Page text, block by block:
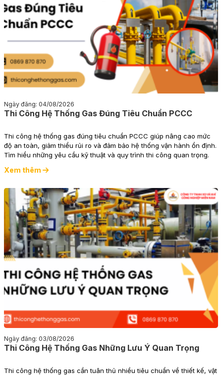
Ngày đăng: 04/08/2026
Thi Công Hệ Thống Gas Đúng Tiêu Chuẩn PCCC
Thi công hệ thống gas đúng tiêu chuẩn PCCC giúp nâng cao mức
độ an toàn, giảm thiểu rủi ro và đảm bảo hệ thống vận hành ổn định.
Tìm hiểu những yêu cầu kỹ thuật và quy trình thi công quan trọng.
Xem thêm
Ngày đăng: 03/08/2026
Thi Công Hệ Thống Gas Những Lưu Ý Quan Trọng
Thi công hệ thống gas cần tuân thủ nhiều tiêu chuẩn về thiết kế, vật